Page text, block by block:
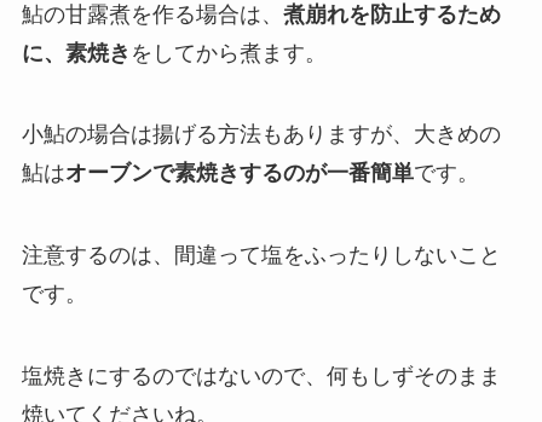
鮎の甘露煮を作る場合は、 煮崩れを防止するため
に、素焼き をしてから煮ます。
小鮎の場合は揚げる方法もありますが、大きめの
鮎はオーブンで素焼きするのが一番簡単です。
注意するのは、間違って塩をふったりしないこと
です。
塩焼きにするのではないので、何もしずそのまま
焼いてくださいね。